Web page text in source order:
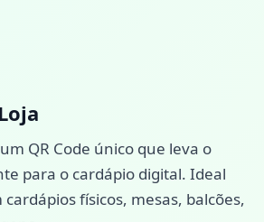
QR Code único que leva o
para o cardápio digital. Ideal
físicos, mesas, balcões,